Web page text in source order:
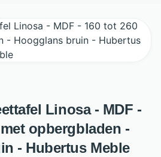
Linosa - MDF -
opbergbladen -
- Hubertus Meble